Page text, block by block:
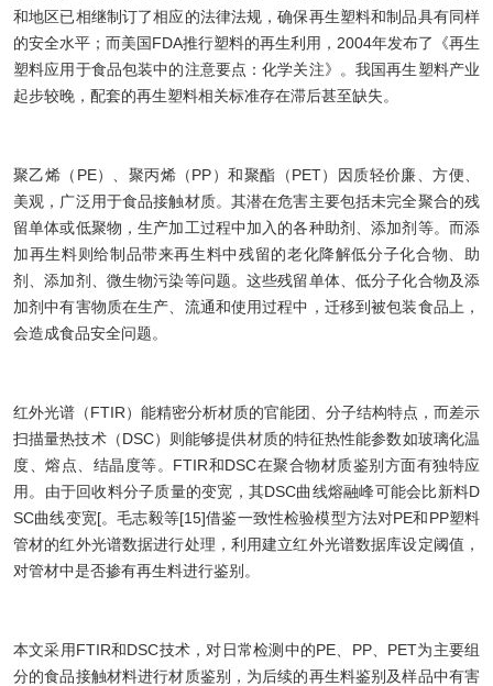
和地区已相继制订了相应的法律法规，确保再生塑料和制品具有同样
的安全水平；而美国FDA推行塑料的再生利用，2004年发布了《再生
塑料应用于食品包装中的注意要点：化学关注》。我国再生塑料产业
起步较晚，配套的再生塑料相关标准存在滞后甚至缺失。
聚乙烯（PE）、聚丙烯（PP）和聚酯（PET）因质轻价廉、方便、
美观，广泛用于食品接触材质。其潜在危害主要包括未完全聚合的残
留单体或低聚物，生产加工过程中加入的各种助剂、添加剂等。而添
加再生料则给制品带来再生料中残留的老化降解低分子化合物、助
剂、添加剂、微生物污染等问题。这些残留单体、低分子化合物及添
加剂中有害物质在生产、流通和使用过程中，迁移到被包装食品上，
会造成食品安全问题。
红外光谱（FTIR）能精密分析材质的官能团、分子结构特点，而差示
扫描量热技术（DSC）则能够提供材质的特征热性能参数如玻璃化温
度、熔点、结晶度等。FTIR和DSC在聚合物材质鉴别方面有独特应
用。由于回收料分子质量的变宽，其DSC曲线熔融峰可能会比新料D
SC曲线变宽[。毛志毅等[15]借鉴一致性检验模型方法对PE和PP塑料
管材的红外光谱数据进行处理，利用建立红外光谱数据库设定阈值，
对管材中是否掺有再生料进行鉴别。
本文采用FTIR和DSC技术，对日常检测中的PE、PP、PET为主要组
分的食品接触材料进行材质鉴别，为后续的再生料鉴别及样品中有害